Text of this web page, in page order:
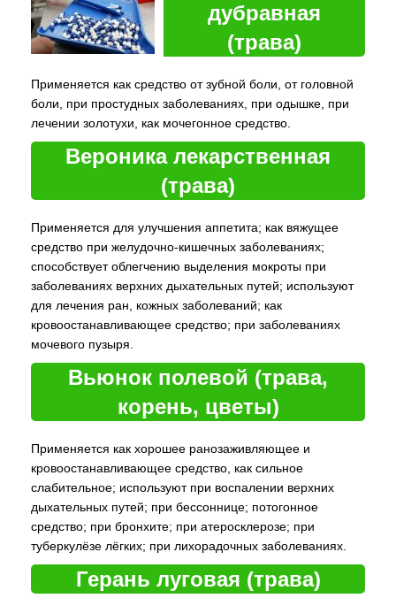
дубравная
(трава)
Применяется как средство от зубной боли, от головной
боли, при простудных заболеваниях, при одышке, при
лечении золотухи, как мочегонное средство.
Вероника лекарственная
(трава)
Применяется для улучшения аппетита; как вяжущее
средство при желудочно-кишечных заболеваниях;
способствует облегчению выделения мокроты при
заболеваниях верхних дыхательных путей; используют
для лечения ран, кожных заболеваний; как
кровоостанавливающее средство; при заболеваниях
мочевого пузыря.
Вьюнок полевой (трава,
корень, цветы)
Применяется как хорошее ранозаживляющее и
кровоостанавливающее средство, как сильное
слабительное; используют при воспалении верхних
дыхательных путей; при бессоннице; потогонное
средство; при бронхите; при атеросклерозе; при
туберкулёзе лёгких; при лихорадочных заболеваниях.
Герань луговая (трава)